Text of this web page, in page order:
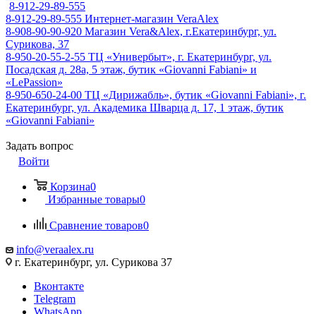
8-912-29-89-555
8-912-29-89-555 Интернет-магазин VeraAlex
8-908-90-90-920 Магазин Vera&Alex, г.Екатеринбург, ул.
Сурикова, 37
8-950-20-55-2-55 ТЦ «Универбыт», г. Екатеринбург, ул.
Посадская д. 28а, 5 этаж, бутик «Giovanni Fabiani» и
«LePassion»
8-950-650-24-00 ТЦ «Дирижабль», бутик «Giovanni Fabiani», г.
Екатеринбург, ул. Академика Шварца д. 17, 1 этаж, бутик
«Giovanni Fabiani»
Задать вопрос
Войти
Корзина0
Избранные товары0
Сравнение товаров0
info@veraalex.ru
г. Екатеринбург, ул. Сурикова 37
Вконтакте
Telegram
WhatsApp